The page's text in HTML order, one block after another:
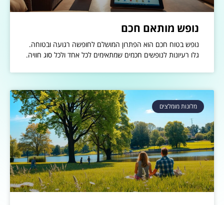
נופש מותאם חכם
נופש בטוח חכם הוא הפתרון המושלם לחופשה רגועה ובטוחה.
גלו רעיונות לנופשים חכמים שמתאימים לכל אחד ולכל סוג חוויה.
מלונות מומלצים